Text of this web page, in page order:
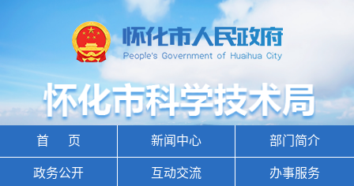
首 页 新闻中心 部门简介
政务公开 互动交流 办事服务